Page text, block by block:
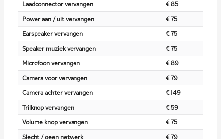
Laadconnector vervangen
€ 85
Power aan / uit vervangen
€ 75
Earspeaker vervangen
€ 75
Speaker muziek vervangen
€ 75
Microfoon vervangen
€ 89
Camera voor vervangen
€ 79
Camera achter vervangen
€ 149
Trilknop vervangen
€ 59
Volume knop vervangen
€ 75
Slecht / geen netwerk
€ 79